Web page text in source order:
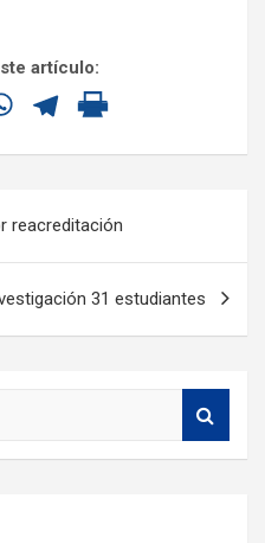
artículo:
reacreditación
31 estudiantes